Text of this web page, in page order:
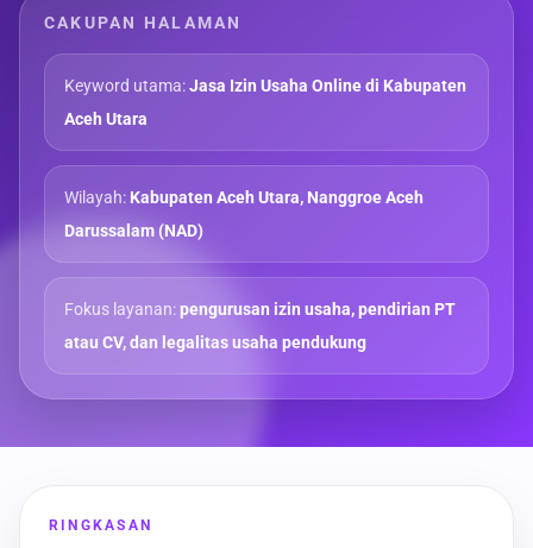
CAKUPAN HALAMAN
Keyword utama:Jasa Izin Usaha Online di Kabupaten
Aceh Utara
Wilayah: Kabupaten Aceh Utara, Nanggroe Aceh
Darussalam (NAD)
Fokus layanan:pengurusan izin usaha, pendirian PT
atau CV, dan legalitas usaha pendukung
RINGKASAN